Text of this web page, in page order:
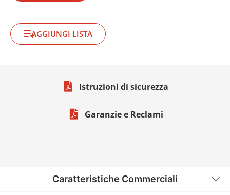
AGGIUNGI LISTA
Istruzioni di sicurezza
Garanzie e Reclami
Caratteristiche Commerciali